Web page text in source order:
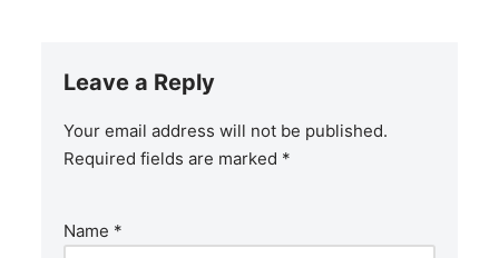
Leave a Reply
Your email address will not be published.
Required fields are marked *
Name *